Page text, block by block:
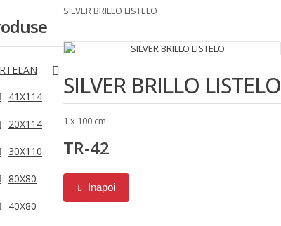
41X114
20X114
30X110
80X80
40X80
SILVER BRILLO LISTELO
SILVER BRILLO LISTELO
1 x 100 cm.
TR-42
Inapoi